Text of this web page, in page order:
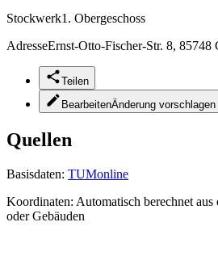
Stockwerk1. Obergeschoss
AdresseErnst-Otto-Fischer-Str. 8, 85748
Teilen
BearbeitenÄnderung vorschlagen
Quellen
Basisdaten: TUMonline
Koordinaten: Automatisch berechnet
oder Gebäuden